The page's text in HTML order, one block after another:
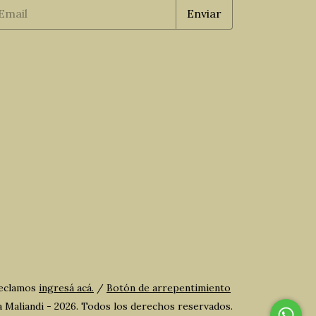
ingresá acá. / Botón de arrepentimiento
- 2026. Todos los derechos reservados.